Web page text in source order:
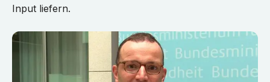
Input liefern.